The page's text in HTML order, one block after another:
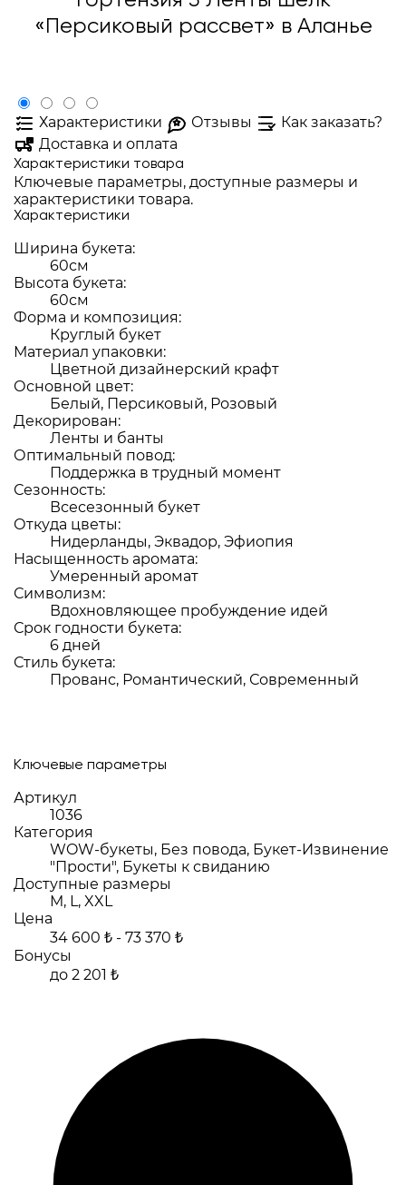
«Персиковый рассвет» в Аланье
Характеристики Отзывы
Как заказать?
Доставка и оплата
Характеристики товара
Ключевые параметры, доступные размеры и
характеристики товара.
Характеристики
Ширина букета:
60см
Высота букета:
60см
Форма и композиция:
Круглый букет
Материал упаковки:
Цветной дизайнерский крафт
Основной цвет:
Белый, Персиковый, Розовый
Декорирован:
Ленты и банты
Оптимальный повод:
Поддержка в трудный момент
Сезонность:
Всесезонный букет
Откуда цветы:
Нидерланды, Эквадор, Эфиопия
Насыщенность аромата:
Умеренный аромат
Символизм:
Вдохновляющее пробуждение идей
Срок годности букета:
6 дней
Стиль букета:
Прованс, Романтический, Современный
Ключевые параметры
Артикул
1036
Категория
WOW-букеты, Без повода, Букет-Извинение
"Прости", Букеты к свиданию
Доступные размеры
M, L, XXL
Цена
34 600 ₺ - 73 370 ₺
Бонусы
до 2 201 ₺